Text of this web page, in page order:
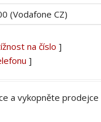
(Vodafone CZ)
na číslo ]
]
a vykopněte prodejce